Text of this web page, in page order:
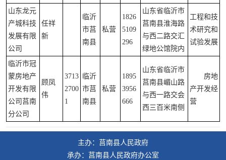
山东龙元
产城科技
发展有限
公司
任祥
新
临沂
市莒
南县
私营
1826
5109
296
山东省临沂市
莒南县淮海路
与西二路交汇
绿地公馆院内
工程和技
术研究和
试验发展
临沂市冠
蒙房地产
开发有限
公司莒南
分公司
顾凤
伟
3713
2700
1
临沂
市莒
南县
私营
1895
3956
666
山东省临沂市
莒南县嵋山路
与西一路交会
西三百米南侧
房地
产开发经
营
主办：莒南县人民政府
承办：莒南县人民政府办公室